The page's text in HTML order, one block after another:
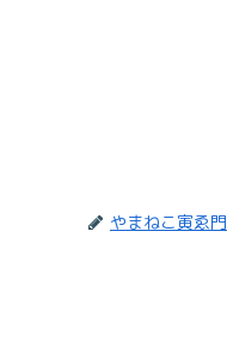
やまねこ寅ゑ門